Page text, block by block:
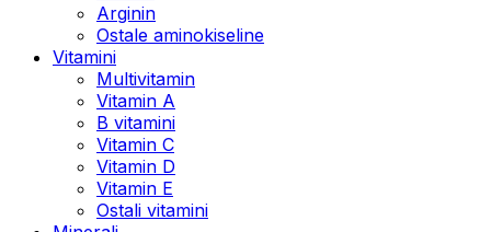
Arginin
Ostale aminokiseline
Vitamini
Multivitamin
Vitamin A
B vitamini
Vitamin C
Vitamin D
Vitamin E
Ostali vitamini